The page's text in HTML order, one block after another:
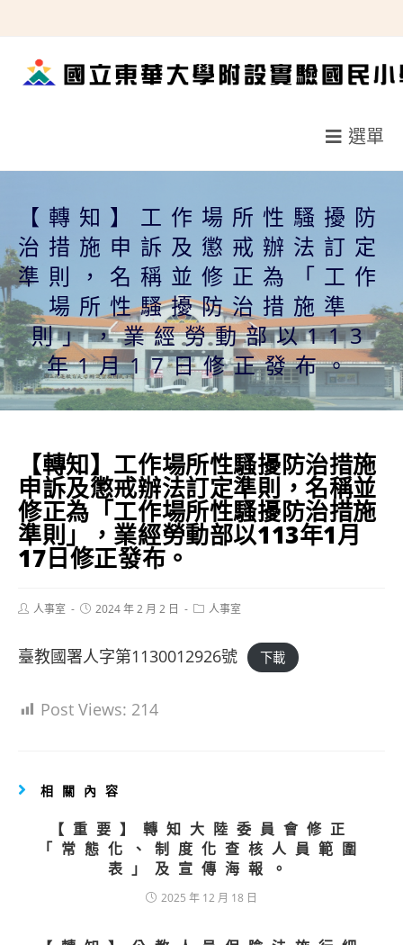
轉
選單
【轉知】工作場所性騷擾防
治措施申訴及懲戒辦法訂定
準則，名稱並修正為「工作
場所性騷擾防治措施準
則」，業經勞動部以113
年1月17日修正發布。
【轉知】工作場所性騷擾防治措施
申訴及懲戒辦法訂定準則，名稱並
修正為「工作場所性騷擾防治措施
準則」，業經勞動部以113年1月
17日修正發布。
Post人事室
Post2024 年 2 月 2 日
Post人事室
臺教國署人字第1130012926號 下載
Post Views: 214
相關內容
【重要】轉知大陸委員會修正
「常態化、制度化查核人員範圍
表」及宣傳海報。
2025 年 12 月 18 日